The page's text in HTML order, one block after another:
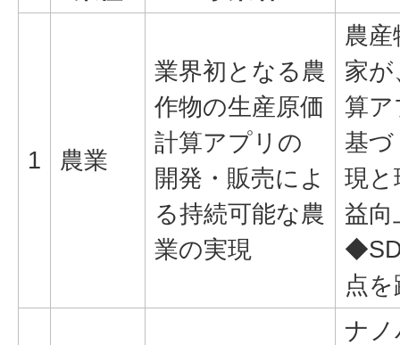
1 農業
業界初となる農
作物の生産原価
計算アプリの
開発・販売によ
る持続可能な農
業の実現
農
家が
算ア
基
現と
益向
点
ナ